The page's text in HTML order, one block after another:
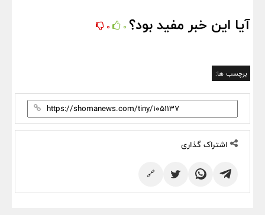
آیا این خبر مفید بود؟ 0
0
برچسب ها:
اشتراک گذاری
🔗